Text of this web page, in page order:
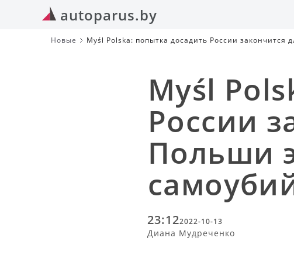
autoparus.by
Новые Myśl Polska: попытка досадить России
Myśl
России
Польши
23:122022-10-13
Диана Мудреченко